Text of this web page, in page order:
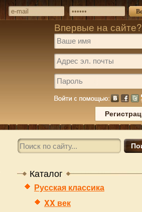
Впервые на сайте?
Каталог
Русская классика
XX век